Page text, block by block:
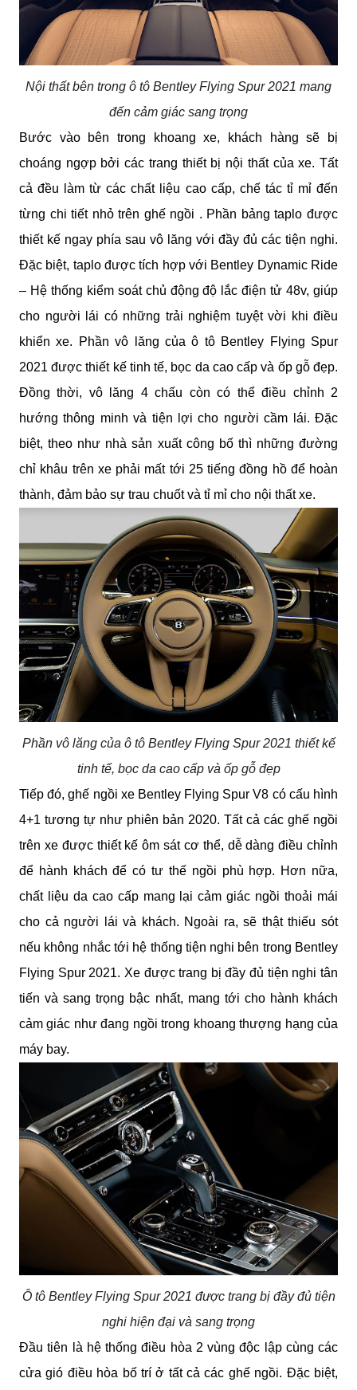
Nội thất bên trong ô tô Bentley Flying Spur 2021 mang
đến cảm giác sang trọng
Bước vào bên trong khoang xe, khách hàng sẽ bị
choáng ngợp bởi các trang thiết bị nội thất của xe. Tất
cả đều làm từ các chất liệu cao cấp, chế tác tỉ mỉ đến
từng chi tiết nhỏ trên ghế ngồi . Phần bảng taplo được
thiết kế ngay phía sau vô lăng với đầy đủ các tiện nghi.
Đặc biệt, taplo được tích hợp với Bentley Dynamic Ride
– Hệ thống kiểm soát chủ động độ lắc điện tử 48v, giúp
cho người lái có những trải nghiệm tuyệt vời khi điều
khiển xe. Phần vô lăng của ô tô Bentley Flying Spur
2021 được thiết kế tinh tế, bọc da cao cấp và ốp gỗ đẹp.
Đồng thời, vô lăng 4 chấu còn có thể điều chỉnh 2
hướng thông minh và tiện lợi cho người cầm lái. Đặc
biệt, theo như nhà sản xuất công bố thì những đường
chỉ khâu trên xe phải mất tới 25 tiếng đồng hồ để hoàn
thành, đảm bảo sự trau chuốt và tỉ mỉ cho nội thất xe.
Phần vô lăng của ô tô Bentley Flying Spur 2021 thiết kế
tinh tế, bọc da cao cấp và ốp gỗ đẹp
Tiếp đó, ghế ngồi xe Bentley Flying Spur V8 có cấu hình
4+1 tương tự như phiên bản 2020. Tất cả các ghế ngồi
trên xe được thiết kế ôm sát cơ thể, dễ dàng điều chỉnh
để hành khách để có tư thế ngồi phù hợp. Hơn nữa,
chất liệu da cao cấp mang lại cảm giác ngồi thoải mái
cho cả người lái và khách. Ngoài ra, sẽ thật thiếu sót
nếu không nhắc tới hệ thống tiện nghi bên trong Bentley
Flying Spur 2021. Xe được trang bị đầy đủ tiện nghi tân
tiến và sang trọng bậc nhất, mang tới cho hành khách
cảm giác như đang ngồi trong khoang thượng hạng của
máy bay.
Ô tô Bentley Flying Spur 2021 được trang bị đầy đủ tiện
nghi hiện đại và sang trọng
Đầu tiên là hệ thống điều hòa 2 vùng độc lập cùng các
cửa gió điều hòa bố trí ở tất cả các ghế ngồi. Đặc biệt,